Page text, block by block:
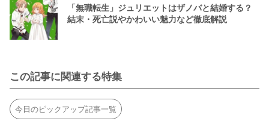
「無職転生」ジュリエットはザノバと結婚する？
結末・死亡説やかわいい魅力など徹底解説
この記事に関連する特集
今日のピックアップ記事一覧